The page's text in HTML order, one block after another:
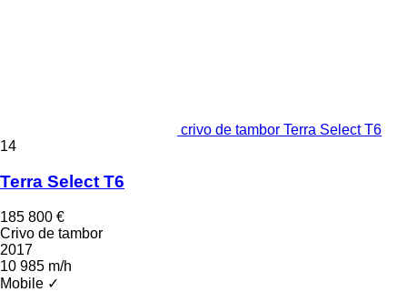
crivo de tambor Terra Select T6
14
Terra Select T6
185 800 €
Crivo de tambor
2017
10 985 m/h
Mobile ✓